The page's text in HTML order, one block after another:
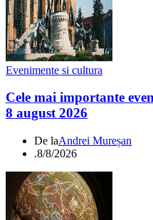
Evenimente si cultura
Cele mai importante
8 august 2026
De laAndrei Mureșan
.8/8/2026